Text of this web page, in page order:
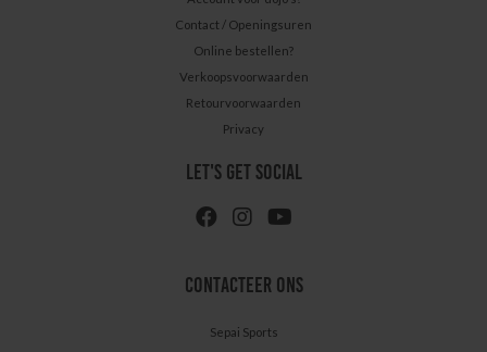
Contact / Openingsuren
Online bestellen?
Verkoopsvoorwaarden
Retourvoorwaarden
Privacy
LET'S GET SOCIAL
CONTACTEER ONS
Sepai Sports